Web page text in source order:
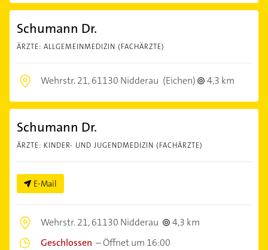
Schumann Dr.
ÄRZTE: ALLGEMEINMEDIZIN (FACHÄRZTE)
Wehrstr. 21,61130 Nidderau (Eichen) 4,3 km
Schumann Dr.
ÄRZTE: KINDER- UND JUGENDMEDIZIN (FACHÄRZTE)
E-Mail
Wehrstr. 21,61130 Nidderau
4,3 km
Geschlossen –Öffnet um 16:00